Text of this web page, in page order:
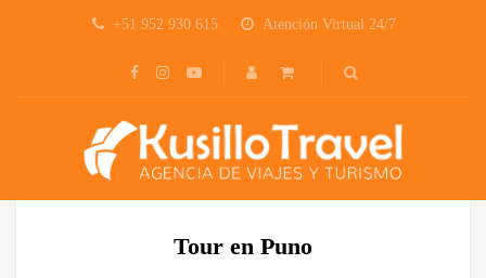
+51 952 930 615 Atención Virtual 24/7
Tour en Puno